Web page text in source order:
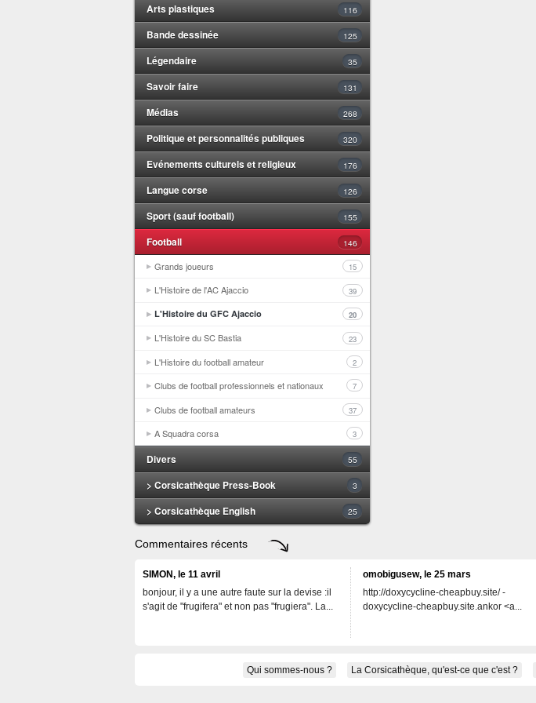
Arts plastiques 116
Bande dessinée 125
Légendaire 35
Savoir faire 131
Médias 268
Politique et personnalités publiques 320
Evénements culturels et religieux 176
Langue corse 126
Sport (sauf football) 155
Football 146
Grands joueurs 15
L'Histoire de l'AC Ajaccio 39
L'Histoire du GFC Ajaccio 20
L'Histoire du SC Bastia 23
L'Histoire du football amateur 2
Clubs de football professionnels et nationaux 7
Clubs de football amateurs 37
A Squadra corsa 3
Divers 55
> Corsicathèque Press-Book 3
> Corsicathèque English 25
Commentaires récents
SIMON, le 11 avril
bonjour, il y a une autre faute sur la devise :il
s'agit de "frugifera" et non pas "frugiera". La...
omobigusew, le 25 mars
http://doxycycline-cheapbuy.site/ -
doxycycline-cheapbuy.site.ankor <a...
Qui sommes-nous ? La Corsicathèque, qu'est-ce que c'est ?